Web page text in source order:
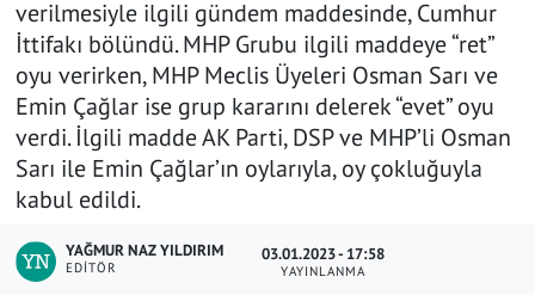
verilmesiyle ilgili gündem maddesinde, Cumhur
İttifakı bölündü. MHP Grubu ilgili maddeye “ret”
oyu verirken, MHP Meclis Üyeleri Osman Sarı ve
Emin Çağlar ise grup kararını delerek “evet” oyu
verdi. İlgili madde AK Parti, DSP ve MHP’li Osman
Sarı ile Emin Çağlar’ın oylarıyla, oy çokluğuyla
kabul edildi.
YAĞMUR NAZ YILDIRIM
EDITÖR
03.01.2023 - 17:58
YAYINLANMA
ASAYİŞ
SPOR
SAĞLIK
Haber Arşivi